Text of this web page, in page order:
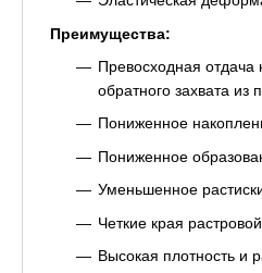
Преимущества:
Превосходная отдача
обратного захвата
Пониженное
Пониженное
Уменьшенное
Четкие края
Высокая плотность и